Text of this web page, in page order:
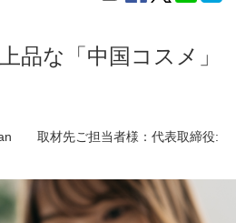
品な「中国コスメ」
取材先ご担当者様：代表取締役: